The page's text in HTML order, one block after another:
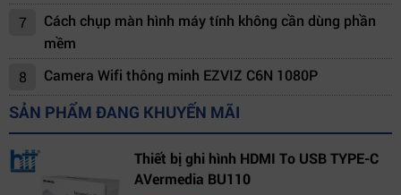
7
Cách chụp màn hình máy tính không cần dùng phần
mềm
8
Camera Wifi thông minh EZVIZ C6N 1080P
SẢN PHẨM ĐANG KHUYẾN MÃI
Thiết bị ghi hình HDMI To USB TYPE-C
AVermedia BU110